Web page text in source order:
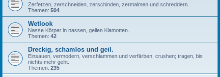
Zerfetzen, zerschneiden, zerschinden, zermalmen und schreddern.
Themen: 504
Wetlook
Nasse Körper in nassen, geilen Klamotten.
Themen: 42
Dreckig, schamlos und geil.
Einsauen, vermodern, verschlammen und verfärben, crushen; tragen, bis
nichts mehr geht.
Themen: 235